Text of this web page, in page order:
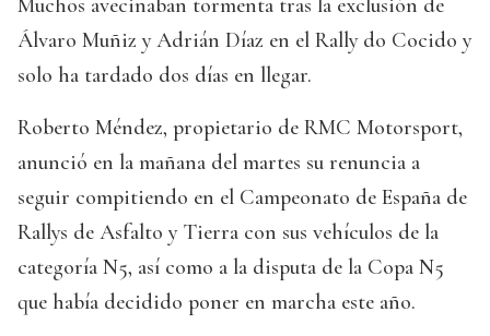
Muchos avecinaban tormenta tras la exclusión de
Álvaro Muñiz y Adrián Díaz en el Rally do Cocido y
solo ha tardado dos días en llegar.
Roberto Méndez, propietario de RMC Motorsport,
anunció en la mañana del martes su renuncia a
seguir compitiendo en el Campeonato de España de
Rallys de Asfalto y Tierra con sus vehículos de la
categoría N5, así como a la disputa de la Copa N5
que había decidido poner en marcha este año.